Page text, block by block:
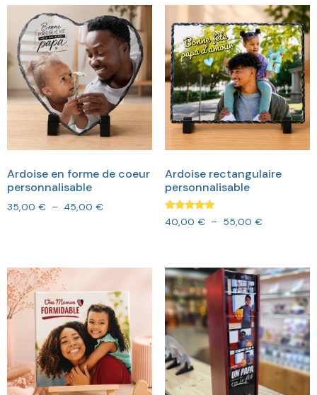
Ardoise en forme de coeur
personnalisable
35,00 € – 45,00 €
Ardoise rectangulaire
personnalisable
Note
5.00
40,00 € – 55,00 €